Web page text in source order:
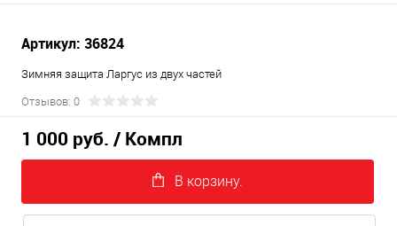
Артикул: 36824
Зимняя защита Ларгус из двух частей
Отзывов: 0
1 000 руб. / Компл
В корзину.